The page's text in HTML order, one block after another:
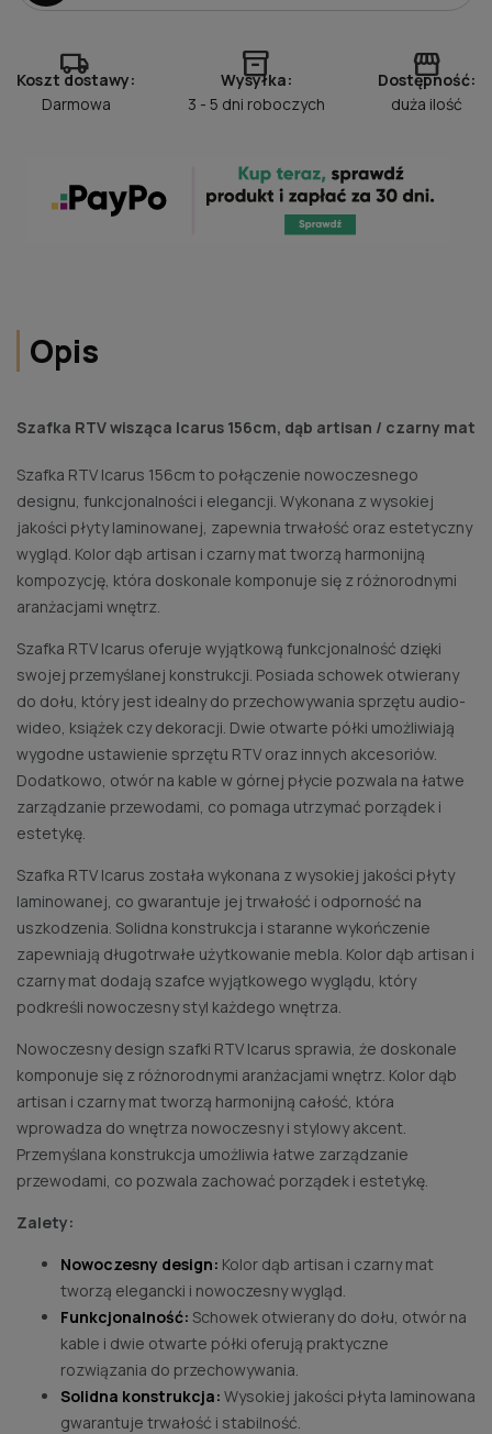
local_shipping
Koszt dostawy:
Darmowa
inventory_2
Wysyłka:
3 - 5 dni roboczych
storefront
Dostępność:
duża ilość
Opis
Szafka RTV wisząca Icarus 156cm, dąb artisan / czarny mat
Szafka RTV Icarus 156cm to połączenie nowoczesnego
designu, funkcjonalności i elegancji. Wykonana z wysokiej
jakości płyty laminowanej, zapewnia trwałość oraz estetyczny
wygląd. Kolor dąb artisan i czarny mat tworzą harmonijną
kompozycję, która doskonale komponuje się z różnorodnymi
aranżacjami wnętrz.
Szafka RTV Icarus oferuje wyjątkową funkcjonalność dzięki
swojej przemyślanej konstrukcji. Posiada schowek otwierany
do dołu, który jest idealny do przechowywania sprzętu audio-
wideo, książek czy dekoracji. Dwie otwarte półki umożliwiają
wygodne ustawienie sprzętu RTV oraz innych akcesoriów.
Dodatkowo, otwór na kable w górnej płycie pozwala na łatwe
zarządzanie przewodami, co pomaga utrzymać porządek i
estetykę.
Szafka RTV Icarus została wykonana z wysokiej jakości płyty
laminowanej, co gwarantuje jej trwałość i odporność na
uszkodzenia. Solidna konstrukcja i staranne wykończenie
zapewniają długotrwałe użytkowanie mebla. Kolor dąb artisan i
czarny mat dodają szafce wyjątkowego wyglądu, który
podkreśli nowoczesny styl każdego wnętrza.
Nowoczesny design szafki RTV Icarus sprawia, że doskonale
komponuje się z różnorodnymi aranżacjami wnętrz. Kolor dąb
artisan i czarny mat tworzą harmonijną całość, która
wprowadza do wnętrza nowoczesny i stylowy akcent.
Przemyślana konstrukcja umożliwia łatwe zarządzanie
przewodami, co pozwala zachować porządek i estetykę.
Zalety:
Nowoczesny design: Kolor dąb artisan i czarny mat
tworzą elegancki i nowoczesny wygląd.
Funkcjonalność: Schowek otwierany do dołu, otwór na
kable i dwie otwarte półki oferują praktyczne
rozwiązania do przechowywania.
Solidna konstrukcja: Wysokiej jakości płyta laminowana
gwarantuje trwałość i stabilność.